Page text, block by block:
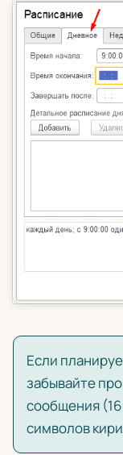
Если
забывайте
сообщения
символов